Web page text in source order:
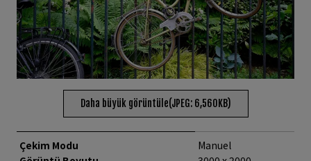
Daha büyük görüntüle(JPEG: 6,560KB)
Çekim Modu
Manuel